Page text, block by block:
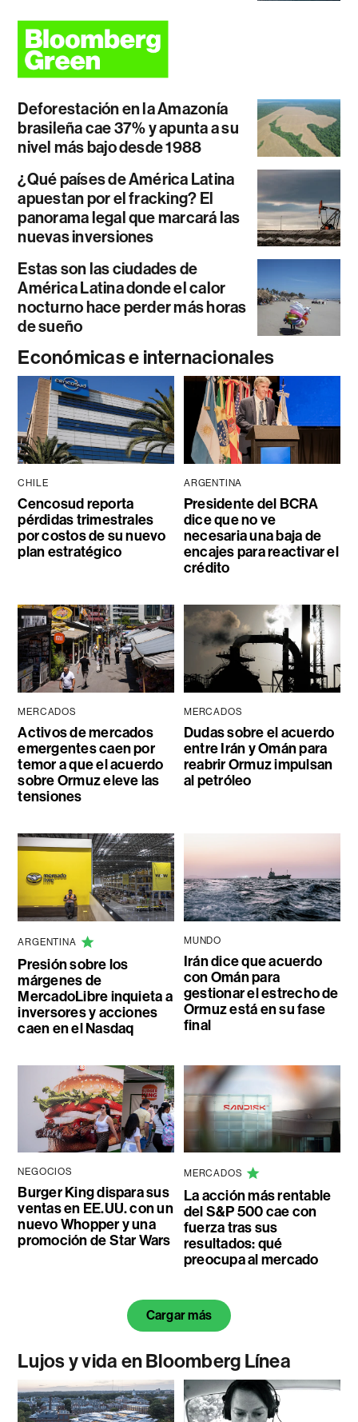
Deforestación en la Amazonía
brasileña cae 37% y apunta a su
nivel más bajo desde 1988
¿Qué países de América Latina
apuestan por el fracking? El
panorama legal que marcará las
nuevas inversiones
Estas son las ciudades de
América Latina donde el calor
nocturno hace perder más horas
de sueño
Económicas e internacionales
CHILE
Cencosud reporta
pérdidas trimestrales
por costos de su nuevo
plan estratégico
ARGENTINA
Presidente del BCRA
dice que no ve
necesaria una baja de
encajes para reactivar el
crédito
MERCADOS
Activos de mercados
emergentes caen por
temor a que el acuerdo
sobre Ormuz eleve las
tensiones
MERCADOS
Dudas sobre el acuerdo
entre Irán y Omán para
reabrir Ormuz impulsan
al petróleo
ARGENTINA
Presión sobre los
márgenes de
MercadoLibre inquieta a
inversores y acciones
caen en el Nasdaq
MUNDO
Irán dice que acuerdo
con Omán para
gestionar el estrecho de
Ormuz está en su fase
final
NEGOCIOS
Burger King dispara sus
ventas en EE.UU. con un
nuevo Whopper y una
promoción de Star Wars
MERCADOS
La acción más rentable
del S&P 500 cae con
fuerza tras sus
resultados: qué
preocupa al mercado
Cargar más
Lujos y vida en Bloomberg Línea